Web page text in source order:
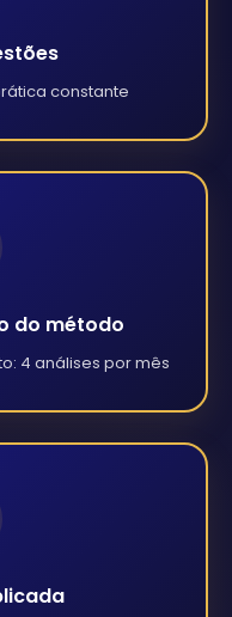
constante
do método
4 análises por mês